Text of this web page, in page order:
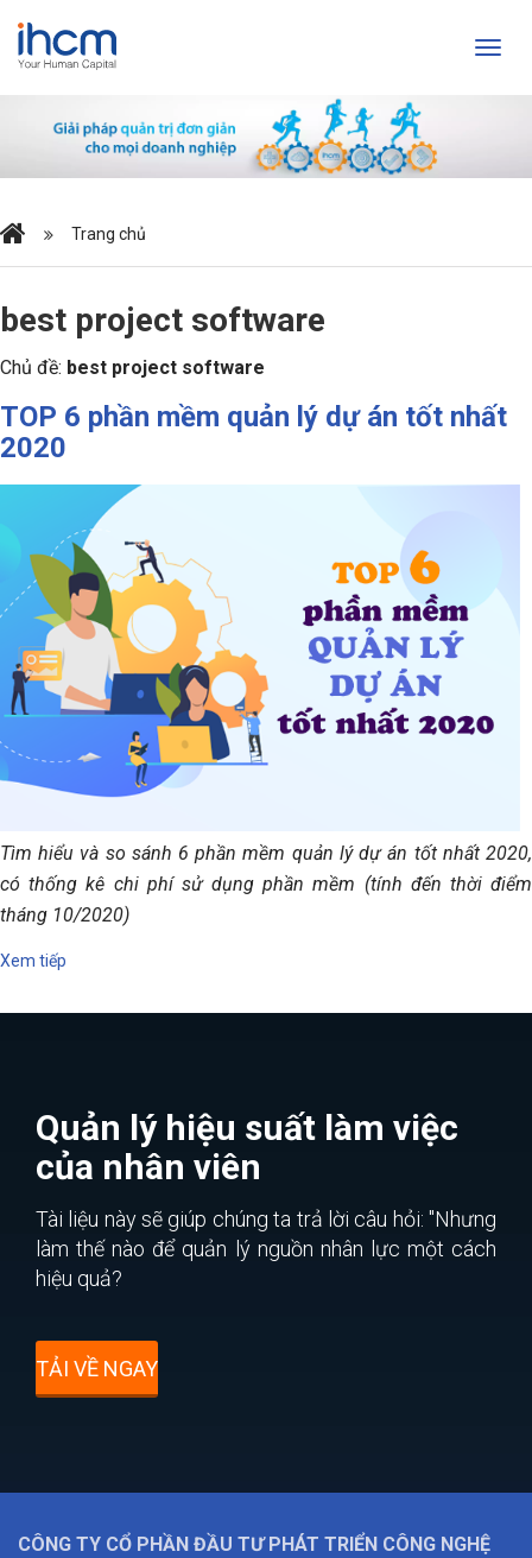
Trang chủ
best project software
Chủ đề: best project software
TOP 6 phần mềm quản lý dự án tốt nhất
2020
Tìm hiểu và so sánh 6 phần mềm quản lý dự án tốt nhất 2020,
có thống kê chi phí sử dụng phần mềm (tính đến thời điểm
tháng 10/2020)
Xem tiếp
Quản lý hiệu suất làm việc
của nhân viên
Tài liệu này sẽ giúp chúng ta trả lời câu hỏi: "Nhưng
làm thế nào để quản lý nguồn nhân lực một cách
hiệu quả?
TẢI VỀ NGAY
CÔNG TY CỔ PHẦN ĐẦU TƯ PHÁT TRIỂN CÔNG NGHỆ